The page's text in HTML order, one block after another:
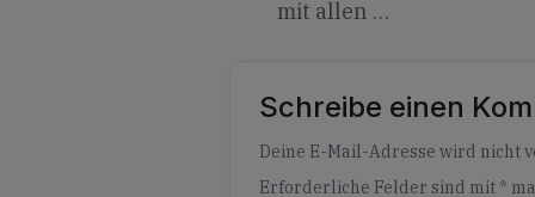
mit allen …
Schreibe einen
Deine E-Mail-Adresse wird nicht
Erforderliche Felder sind mit *
Alternative: